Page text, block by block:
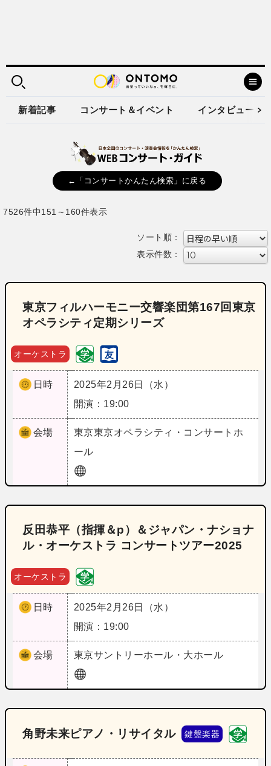
新着記事 コンサート＆イベント インタビュー
←「コンサートかんたん検索」に戻る
7526件中151～160件表示
ソート順：
表示件数：
東京フィルハーモニー交響楽団第167回東京
オペラシティ定期シリーズ
オーケストラ
日時
2025年2月26日（水）
開演：19:00
会場 東京東京オペラシティ・コンサートホ
ール
反田恭平（指揮＆p）＆ジャパン・ナショナ
ル・オーケストラ コンサートツアー2025
オーケストラ
日時
2025年2月26日（水）
開演：19:00
会場 東京サントリーホール・大ホール
角野未来ピアノ・リサイタル 鍵盤楽器